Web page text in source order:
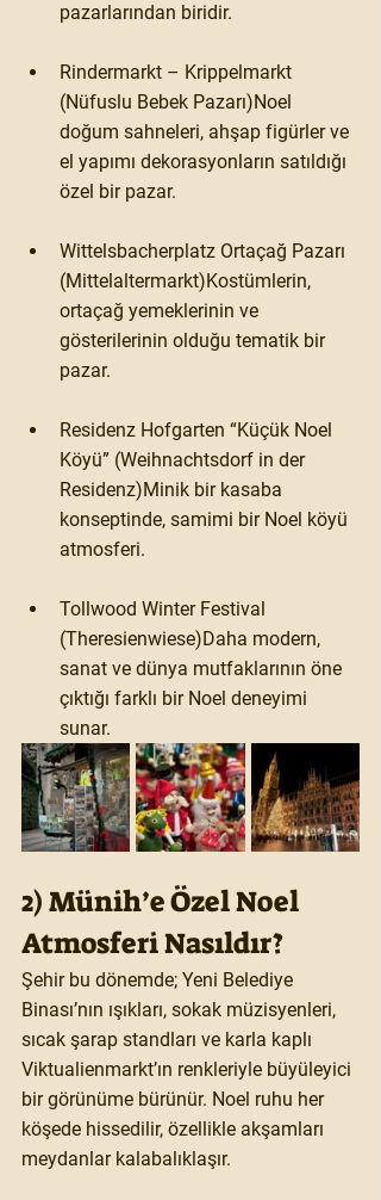
pazarlarından biridir.
Rindermarkt – Krippelmarkt
(Nüfuslu Bebek Pazarı)Noel
doğum sahneleri, ahşap figürler ve
el yapımı dekorasyonların satıldığı
özel bir pazar.
Wittelsbacherplatz Ortaçağ Pazarı
(Mittelaltermarkt)Kostümlerin,
ortaçağ yemeklerinin ve
gösterilerinin olduğu tematik bir
pazar.
Residenz Hofgarten “Küçük Noel
Köyü” (Weihnachtsdorf in der
Residenz)Minik bir kasaba
konseptinde, samimi bir Noel köyü
atmosferi.
Tollwood Winter Festival
(Theresienwiese)Daha modern,
sanat ve dünya mutfaklarının öne
çıktığı farklı bir Noel deneyimi
sunar.
2) Münih’e Özel Noel
Atmosferi Nasıldır?
Şehir bu dönemde; Yeni Belediye
Binası’nın ışıkları, sokak müzisyenleri,
sıcak şarap standları ve karla kaplı
Viktualienmarkt’ın renkleriyle büyüleyici
bir görünüme bürünür. Noel ruhu her
köşede hissedilir, özellikle akşamları
meydanlar kalabalıklaşır.